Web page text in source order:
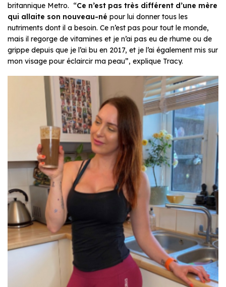
britannique Metro. “Ce n’est pas très différent d’une mère
qui allaite son nouveau-né pour lui donner tous les
nutriments dont il a besoin. Ce n’est pas pour tout le monde,
mais il regorge de vitamines et je n’ai pas eu de rhume ou de
grippe depuis que je l’ai bu en 2017, et je l’ai également mis sur
mon visage pour éclaircir ma peau”, explique Tracy.